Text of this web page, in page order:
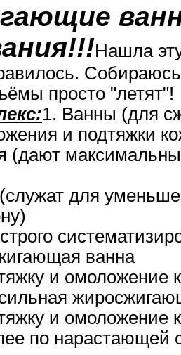
Нашла
просто "летят"!
1. Ванны (для
и подтяжки
(дают
для
ванна
и омоложение
и омоложение
по нарастающей